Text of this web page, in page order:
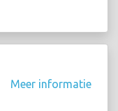
Meer informatie